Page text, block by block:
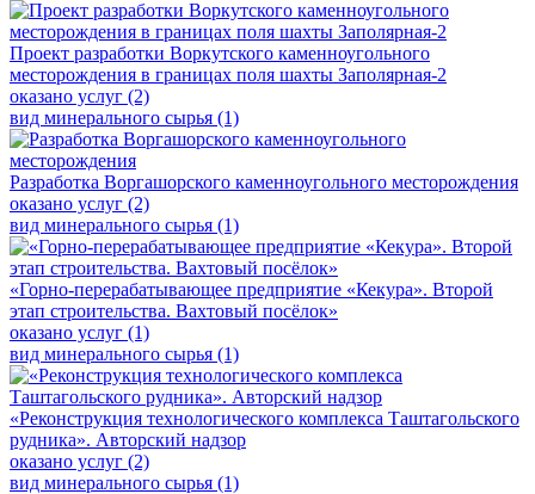
Проект разработки Воркутского каменноугольного
месторождения в границах поля шахты Заполярная-2
оказано услуг (2)
вид минерального сырья (1)
Разработка Воргашорского каменноугольного месторождения
оказано услуг (2)
вид минерального сырья (1)
«Горно-перерабатывающее предприятие «Кекура». Второй
этап строительства. Вахтовый посёлок»
оказано услуг (1)
вид минерального сырья (1)
«Реконструкция технологического комплекса Таштагольского
рудника». Авторский надзор
оказано услуг (2)
вид минерального сырья (1)